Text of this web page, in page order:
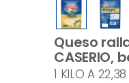
Queso
CASERIO,
1 KILO A